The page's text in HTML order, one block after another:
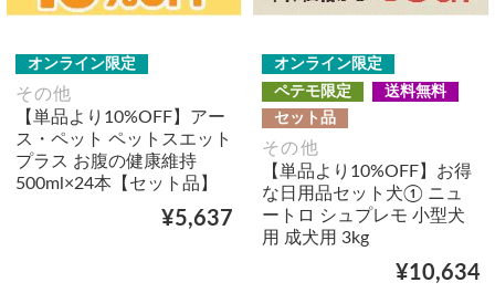
オンライン限定
その他
【単品より10%OFF】アー
ス・ペット ペットスエット
プラス お腹の健康維持
500ml×24本【セット品】
¥5,637
オンライン限定
ペテモ限定
送料無料
セット品
その他
【単品より10%OFF】お得
な日用品セット犬① ニュ
ートロ シュプレモ 小型犬
用 成犬用 3kg
¥10,634